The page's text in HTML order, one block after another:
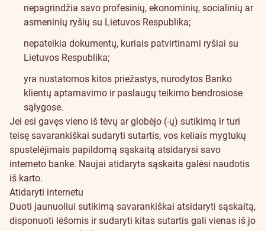
nepagrindžia savo profesinių, ekonominių, socialinių ar
asmeninių ryšių su Lietuvos Respublika;
nepateikia dokumentų, kuriais patvirtinami ryšiai su
Lietuvos Respublika;
yra nustatomos kitos priežastys, nurodytos Banko
klientų aptarnavimo ir paslaugų teikimo bendrosiose
sąlygose.
Jei esi gavęs vieno iš tėvų ar globėjo (-ų) sutikimą ir turi
teisę savarankiškai sudaryti sutartis, vos keliais mygtukų
spustelėjimais papildomą sąskaitą atsidarysi savo
interneto banke. Naujai atidaryta sąskaita galėsi naudotis
iš karto.
Atidaryti internetu
Duoti jaunuoliui sutikimą savarankiškai atsidaryti sąskaitą,
disponuoti lėšomis ir sudaryti kitas sutartis gali vienas iš jo